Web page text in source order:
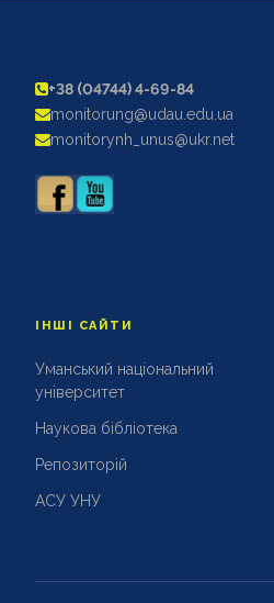
АКРЕДИТАЦІЙНІ
АКАДЕМІЧНА
+38 (04744) 4-69-84
monitorung@udau.edu.ua
monitorynh_unus@ukr.net
ІНШІ САЙТИ
Уманський національний
університет
Наукова бібліотека
Репозиторій
АСУ УНУ